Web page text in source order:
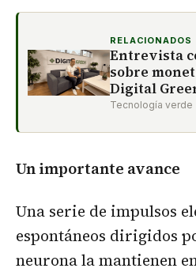
RELACIONADOS
Entrevista
sobre
Digital
Tecnología verde
Un importante avance
Una serie de impulsos
espontáneos dirigidos
neurona la mantienen